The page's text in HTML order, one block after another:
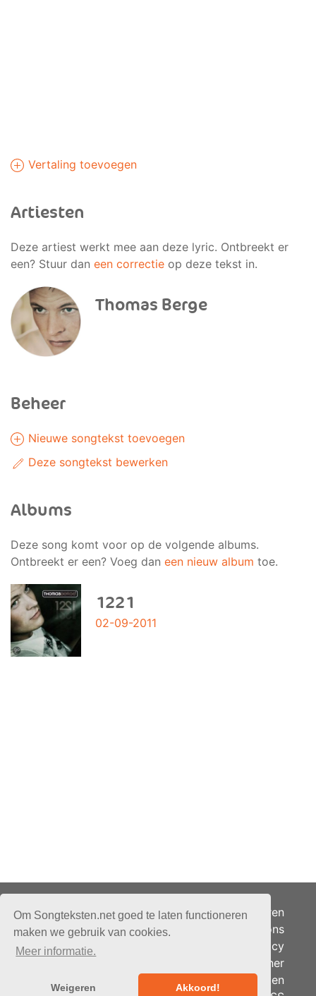
Om Songteksten.net goed te laten functioneren
maken we gebruik van cookies.
Meer informatie.
Weigeren Akkoord!
Vertaling toevoegen
Artiesten
Deze artiest werkt mee aan deze lyric. Ontbreekt er
een? Stuur dan een correctie op deze tekst in.
Thomas Berge
Beheer
Nieuwe songtekst toevoegen
Deze songtekst bewerken
Albums
Deze song komt voor op de volgende albums.
Ontbreekt er een? Voeg dan een nieuw album toe.
1221
02-09-2011
Alle rechten voorbehouden.
Adverteren
Over ons
Je privacy
Partner
Berichten